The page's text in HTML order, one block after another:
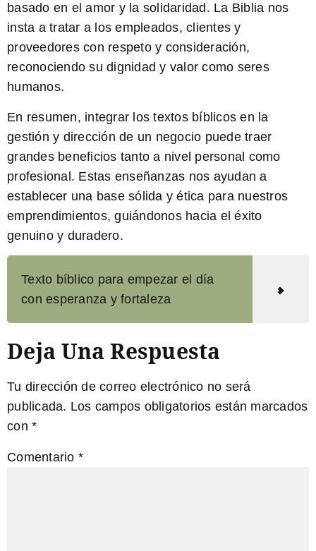
basado en el amor y la solidaridad. La Biblia nos
insta a tratar a los empleados, clientes y
proveedores con respeto y consideración,
reconociendo su dignidad y valor como seres
humanos.
En resumen, integrar lostextos bíblicos en la
gestión y dirección de un negocio puede traer
grandes beneficios tanto a nivel personal como
profesional. Estas enseñanzas nos ayudan a
establecer una base sólida y ética para nuestros
emprendimientos, guiándonos hacia el éxito
genuino y duradero.
Texto bíblico para empezar el día
con esperanza y fortaleza
Deja Una Respuesta
Tu dirección de correo electrónico no será
publicada. Los campos obligatorios están marcados
con *
Comentario *